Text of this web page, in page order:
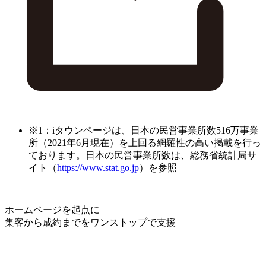
※1：iタウンページは、日本の民営事業所数516万事業
所（2021年6月現在）を上回る網羅性の高い掲載を行っ
ております。日本の民営事業所数は、総務省統計局サ
イト（https://www.stat.go.jp）を参照
ホームページを起点に
集客から成約までをワンストップで支援